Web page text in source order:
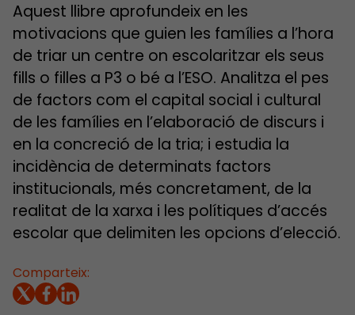
Comparteix:
Aquest llibre aprofundeix en les
motivacions que guien les famílies a l’hora
de triar un centre on escolaritzar els seus
fills o filles a P3 o bé a l’ESO. Analitza el pes
de factors com el capital social i cultural
de les famílies en l’elaboració de discurs i
en la concreció de la tria; i estudia la
incidència de determinats factors
institucionals, més concretament, de la
realitat de la xarxa i les polítiques d’accés
escolar que delimiten les opcions d’elecció.